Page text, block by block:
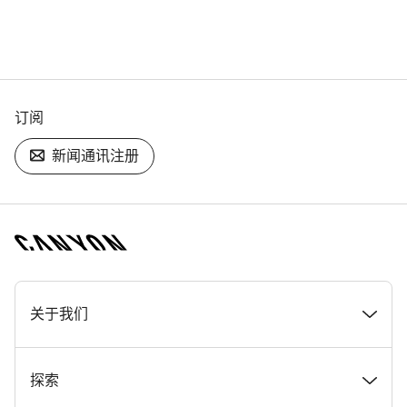
订阅
新闻通讯注册
[footer.linksList.title]
关于我们
奖项
探索